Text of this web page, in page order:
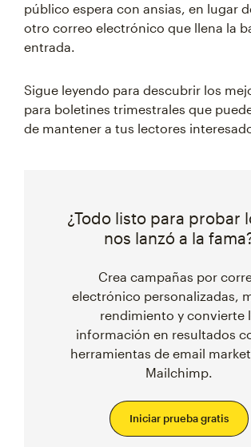
público espera con ansias, en lugar
otro correo electrónico que llena la
entrada.
Sigue leyendo para descubrir los
para boletines trimestrales que
de mantener a tus lectores
¿Todo listo para probar
nos lanzó a la
Crea campañas por
electrónico personalizadas,
rendimiento y convierte
información en resultados
herramientas de email
Mailchimp.
Iniciar prueba gratis